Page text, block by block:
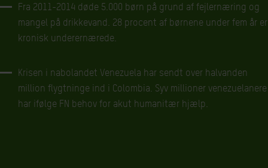
Fra 2011-2014 døde 5.000 børn på grund af fejlernæring og
mangel på drikkevand. 28 procent af børnene under fem år er
kronisk underernærede.
Krisen i nabolandet Venezuela har sendt over halvanden
million flygtninge ind i Colombia. Syv millioner venezuelanere
har ifølge FN behov for akut humanitær hjælp.